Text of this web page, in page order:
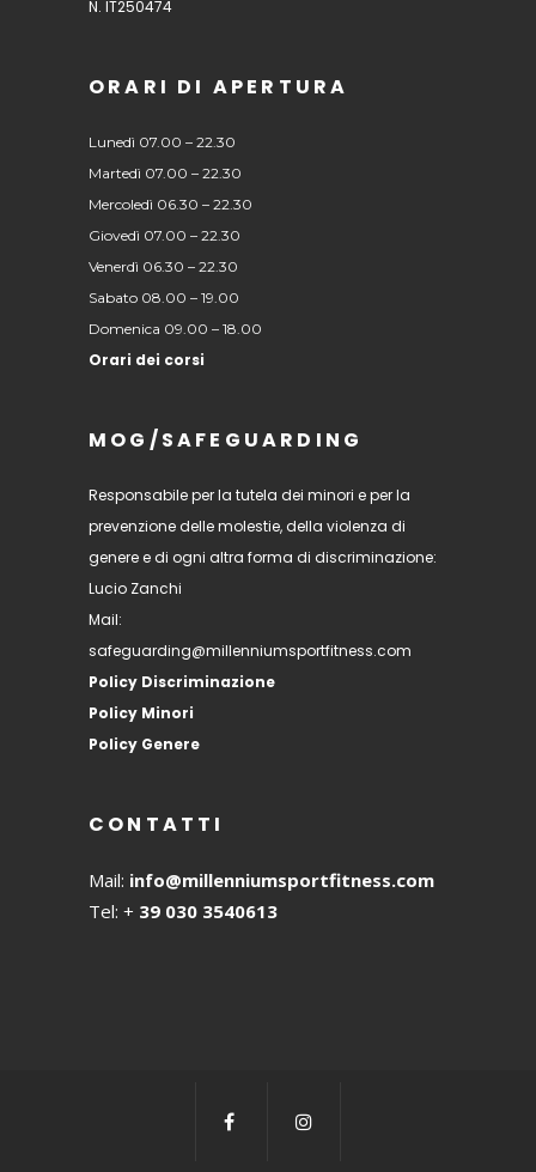
N. IT250474
ORARI DI APERTURA
Lunedì 07.00 – 22.30
Martedì 07.00 – 22.30
Mercoledì 06.30 – 22.30
Giovedì 07.00 – 22.30
Venerdì 06.30 – 22.30
Sabato 08.00 – 19.00
Domenica 09.00 – 18.00
Orari dei corsi
MOG/SAFEGUARDING
Responsabile per la tutela dei minori e per la
prevenzione delle molestie, della violenza di
genere e di ogni altra forma di discriminazione:
Lucio Zanchi
Mail:
safeguarding@millenniumsportfitness.com
Policy Discriminazione
Policy Minori
Policy Genere
CONTATTI
Mail: info@millenniumsportfitness.com
Tel: + 39 030 3540613